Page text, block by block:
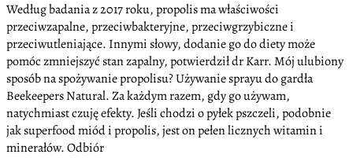
Według badania z 2017 roku, propolis ma właściwości
przeciwzapalne, przeciwbakteryjne, przeciwgrzybiczne i
przeciwutleniające. Innymi słowy, dodanie go do diety może
pomóc zmniejszyć stan zapalny, potwierdził dr Karr. Mój ulubiony
sposób na spożywanie propolisu? Używanie sprayu do gardła
Beekeepers Natural. Za każdym razem, gdy go używam,
natychmiast czuję efekty. Jeśli chodzi o pyłek pszczeli, podobnie
jak superfood miód i propolis, jest on pełen licznych witamin i
minerałów. Odbiór